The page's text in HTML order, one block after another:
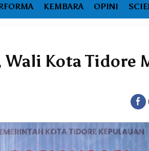
KEMBARA OPINI
Kota Tidore
Alarm Baru
Awal 2026
Ditopang Nikel